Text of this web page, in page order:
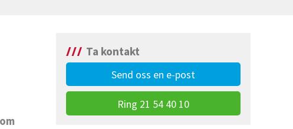
Ta kontakt
Send oss en e-post
Ring 21 54 40 10